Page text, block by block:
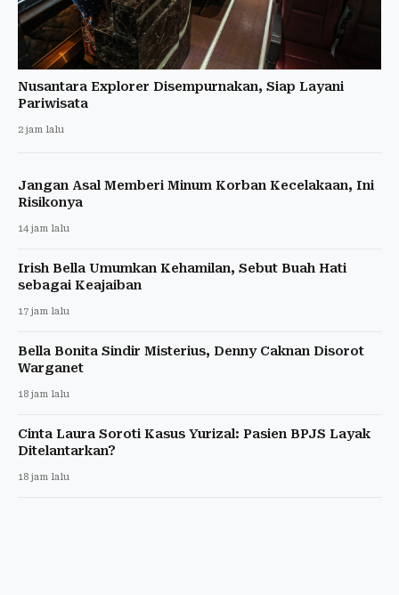
Nusantara Explorer Disempurnakan, Siap Layani
Pariwisata
2 jam lalu
Jangan Asal Memberi Minum Korban Kecelakaan, Ini
Risikonya
14 jam lalu
Irish Bella Umumkan Kehamilan, Sebut Buah Hati
sebagai Keajaiban
17 jam lalu
Bella Bonita Sindir Misterius, Denny Caknan Disorot
Warganet
18 jam lalu
Cinta Laura Soroti Kasus Yurizal: Pasien BPJS Layak
Ditelantarkan?
18 jam lalu